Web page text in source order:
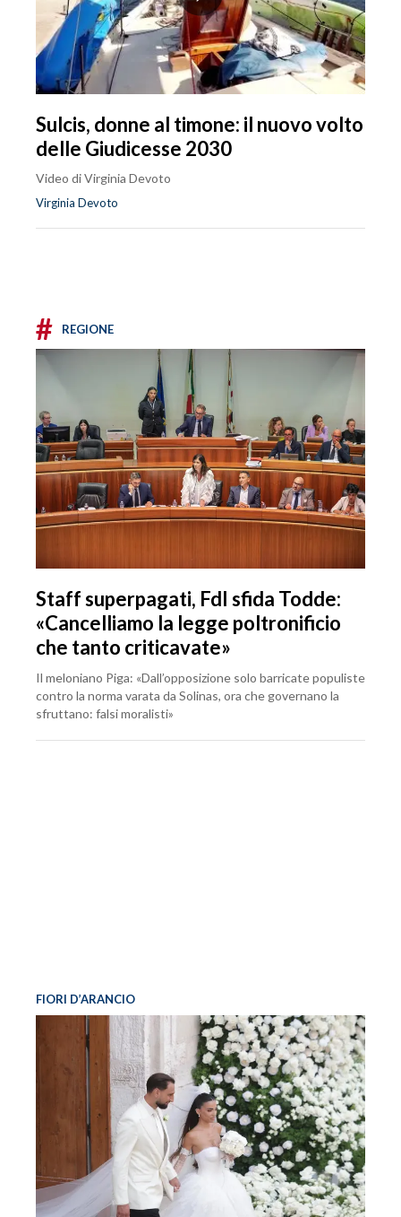
Sulcis, donne al timone: il nuovo volto
delle Giudicesse 2030
Video di Virginia Devoto
Virginia Devoto
# REGIONE
Staff superpagati, FdI sfida Todde:
«Cancelliamo la legge poltronificio
che tanto criticavate»
Il meloniano Piga: «Dall’opposizione solo barricate populiste
contro la norma varata da Solinas, ora che governano la
sfruttano: falsi moralisti»
FIORI D’ARANCIO